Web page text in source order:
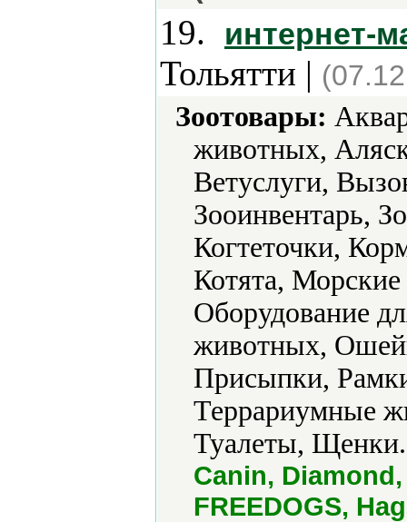
19. интернет-
Тольятти |
Зоотовары:
животных,
Ветуслуги,
Зооинвентарь,
Когтеточки,
Котята,
Оборудование
животных,
Присыпки,
Террариумные
Туалеты,
Canin,
FREEDOGS,